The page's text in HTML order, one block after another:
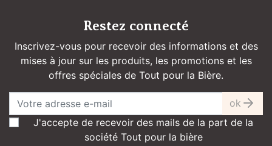
Restez connecté
Inscrivez-vous pour recevoir des informations et des
mises à jour sur les produits, les promotions et les
offres spéciales de Tout pour la Bière.
ok
J'accepte de recevoir des mails de la part de la
société Tout pour la bière